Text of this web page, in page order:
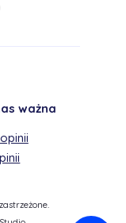
ważna